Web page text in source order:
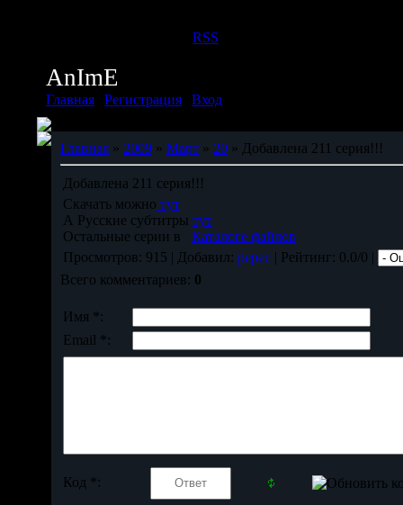
RSS
AnImE
Главная Регистрация Вход
Главная » 2009 » Март » 20 » Добавлена 211 серия!!!
Добавлена 211 серия!!!
Скачать можно тут
А Русские субтитры тут
Остальные серии в Каталоге файлов
Просмотров: 915 | Добавил: pepec | Рейтинг: 0.0/0 |
Всего комментариев: 0
Имя *:
Email *:
Код *: